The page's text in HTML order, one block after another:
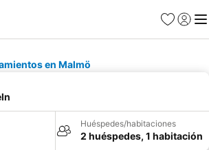
Favoritos
Iniciar
en Malmö
Huéspedes/habitaciones
2 huéspedes, 1 habitación